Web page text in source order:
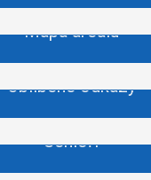
Mapa areálu
Oblíbené odkazy
Senioři